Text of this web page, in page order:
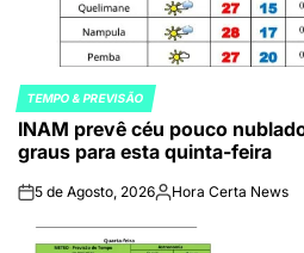
POSTED
IN
TEMPO & PREVISÃO
INAM prevê céu pouco
graus para esta quinta-feira
on5 de Agosto, 2026Publicado
Hora Certa News